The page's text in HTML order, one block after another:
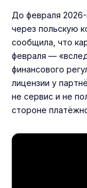
До февраля 2026-
через польскую
сообщила, что
февраля —
финансового
лицензии у
не сервис и не
стороне